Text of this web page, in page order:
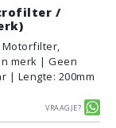
/
merk | Geen
| Lengte: 200mm
Vraagje?